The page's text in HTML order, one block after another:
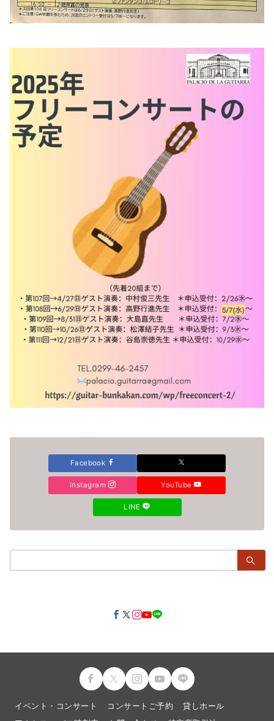
Facebook
Instagram YouTube
LINE
索：
イベント・コンサート コンサートご予約
貸しホール